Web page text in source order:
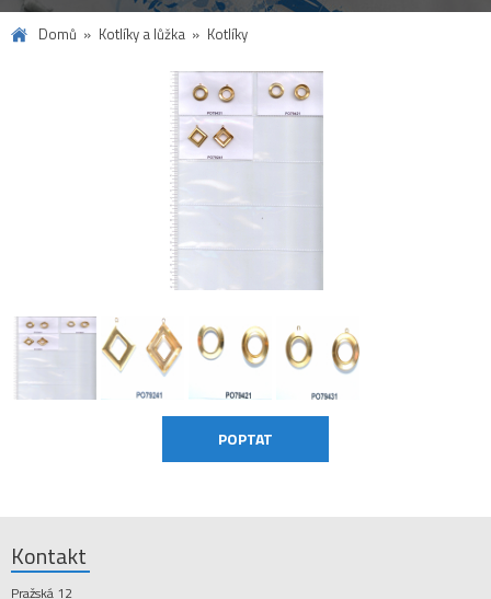
Domů Kotlíky a lůžka Kotlíky
Kontakt
Pražská 12